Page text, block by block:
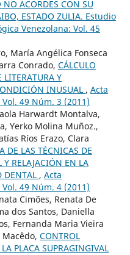
NO ACORDES CON SU
ESTADO ZULIA. Estudio
Venezolana: Vol. 45
María Angélica Fonseca
Conrado, CÁLCULO
Y
INUSUAL , Acta
49 Núm. 3 (2011)
Harwardt Montalva,
Yerko Molina Muñoz.,
Ríos Erazo, Clara
DE LAS TÉCNICAS DE
Y RELAJACIÓN EN LA
DENTAL , Acta
49 Núm. 4 (2011)
Cimões, Renata De
dos Santos, Daniella
Fernanda Maria Vieira
CONTROL
PLACA SUPRAGINGIVAL